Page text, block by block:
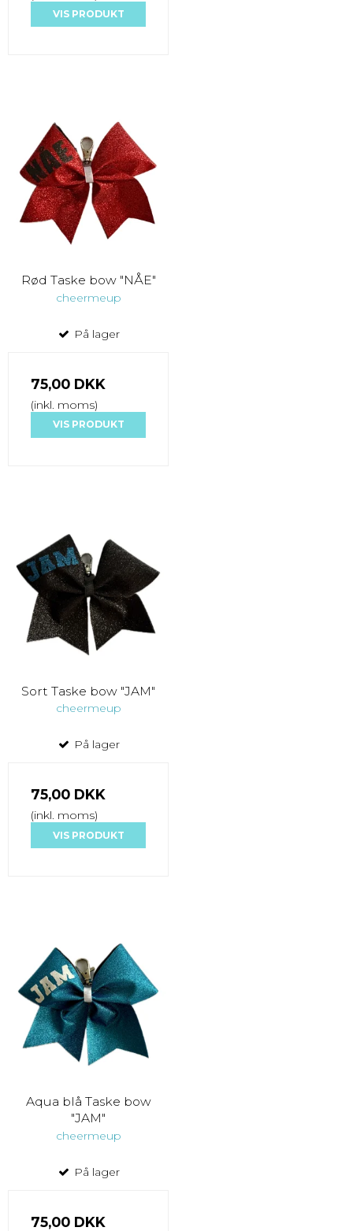
VIS PRODUKT
Rød Taske bow "NÅE"
cheermeup
På lager
75,00 DKK
(inkl. moms)
VIS PRODUKT
Sort Taske bow "JAM"
cheermeup
På lager
75,00 DKK
(inkl. moms)
VIS PRODUKT
Aqua blå Taske bow
"JAM"
cheermeup
På lager
75,00 DKK